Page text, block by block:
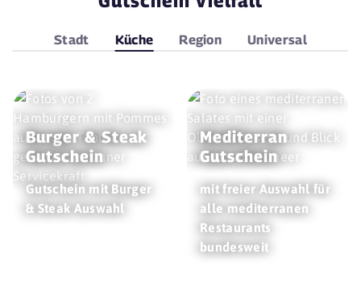
Stadt Küche Region Universal
Burger & Steak
Gutschein
Gutschein mit Burger
& Steak Auswahl
Mediterran
Gutschein
mit freier Auswahl für
alle mediterranen
Restaurants
bundesweit